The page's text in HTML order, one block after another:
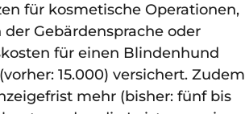
für kosmetische Operationen,
Gebärdensprache oder
für einen Blindenhund
15.000) versichert. Zudem
mehr (bisher: fünf bis